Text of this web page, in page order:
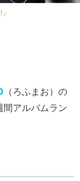
（ろふまお）の
間アルバムラン